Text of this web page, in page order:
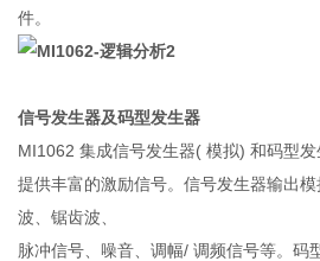
件。
信号发生器及码型发生器
MI1062 集成信号发生器( 模拟) 和码型
提供丰富的激励信号。信号发生器输出
波、锯齿波、
脉冲信号、噪音、调幅/ 调频信号等。码